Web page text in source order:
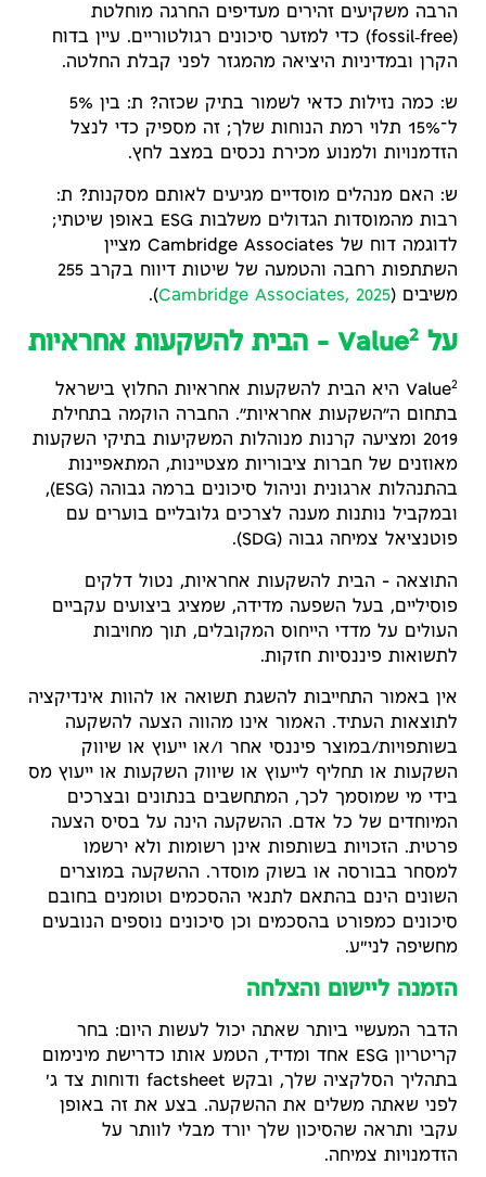
הרבה משקיעים זהירים מעדיפים החרגה מוחלטת
(fossil‑free) כדי למזער סיכונים רגולטוריים. עיין בדוח
הקרן ובמדיניות היציאה מהמגזר לפני קבלת החלטה.
ש: כמה נזילות כדאי לשמור בתיק שכזה? ת: בין 5%
ל־15% תלוי רמת הנוחות שלך; זה מספיק כדי לנצל
הזדמנויות ולמנוע מכירת נכסים במצב לחץ.
ש: האם מנהלים מוסדיים מגיעים לאותם מסקנות? ת:
רבות מהמוסדות הגדולים משלבות ESG באופן שיטתי;
לדוגמה דוח של Cambridge Associates מציין
השתתפות רחבה והטמעה של שיטות דיווח בקרב 255
משיבים (Cambridge Associates, 2025
).
על Value 2 – הבית להשקעות אחראיות
Value2
היא הבית להשקעות אחראיות החלוץ בישראל
בתחום ה״השקעות אחראיות״. החברה הוקמה בתחילת
2019 ומציעה קרנות מנוהלות המשקיעות בתיקי השקעות
מאוזנים של חברות ציבוריות מצטיינות, המתאפיינות
בהתנהלות ארגונית וניהול סיכונים ברמה גבוהה (ESG),
ובמקביל נותנות מענה לצרכים גלובליים בוערים עם
פוטנציאל צמיחה גבוה (SDG).
התוצאה – הבית להשקעות אחראיות, נטול דלקים
פוסיליים, בעל השפעה מדידה, שמציג ביצועים עקביים
העולים על מדדי הייחוס המקובלים, תוך מחויבות
לתשואות פיננסיות חזקות.
אין באמור התחייבות להשגת תשואה או להוות אינדיקציה
לתוצאות העתיד. האמור אינו מהווה הצעה להשקעה
בשותפויות/במוצר פיננסי אחר ו/או ייעוץ או שיווק
השקעות או תחליף לייעוץ או שיווק השקעות או ייעוץ מס
בידי מי שמוסמך לכך, המתחשבים בנתונים ובצרכים
המיוחדים של כל אדם. ההשקעה הינה על בסיס הצעה
פרטית. הזכויות בשותפות אינן רשומות ולא ירשמו
למסחר בבורסה או בשוק מוסדר. ההשקעה במוצרים
השונים הינם בהתאם לתנאי ההסכמים וטומנים בחובם
סיכונים כמפורט בהסכמים וכן סיכונים נוספים הנובעים
מחשיפה לני"ע.
הזמנה ליישום והצלחה
הדבר המעשיי ביותר שאתה יכול לעשות היום: בחר
קריטריון ESG אחד ומדיד, הטמע אותו כדרישת מינימום
בתהליך הסלקציה שלך, ובקש factsheet ודוחות צד ג'
לפני שאתה משלים את ההשקעה. בצע את זה באופן
עקבי ותראה שהסיכון שלך יורד מבלי לוותר על
הזדמנויות צמיחה.